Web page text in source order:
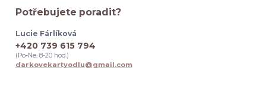
Potřebujete poradit?
Lucie Fárlíková
+420 739 615 794
(Po-Ne, 8-20 hod.)
darkovekartyodlu@gmail.com